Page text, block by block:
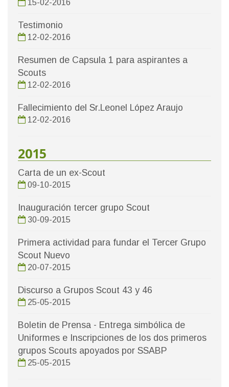
15-02-2016
Testimonio
12-02-2016
Resumen de Capsula 1 para aspirantes a
Scouts
12-02-2016
Fallecimiento del Sr.Leonel López Araujo
12-02-2016
2015
Carta de un ex-Scout
09-10-2015
Inauguración tercer grupo Scout
30-09-2015
Primera actividad para fundar el Tercer Grupo
Scout Nuevo
20-07-2015
Discurso a Grupos Scout 43 y 46
25-05-2015
Boletin de Prensa - Entrega simbólica de
Uniformes e Inscripciones de los dos primeros
grupos Scouts apoyados por SSABP
25-05-2015